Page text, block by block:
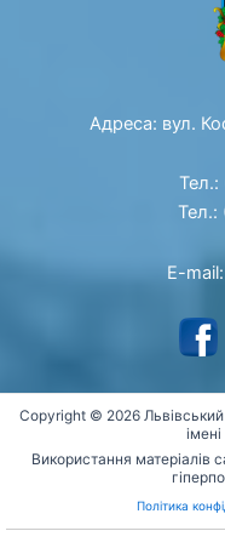
Адреса: вул.
Тел.:
E-
Copyright © 2026 Львівський
Використання матеріалів
Політика